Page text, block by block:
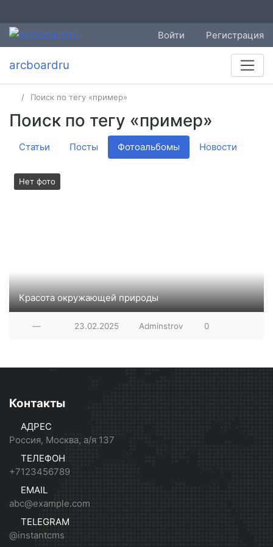
Войти Регистрация
arcboardru
Поиск по тегу «пример»
Поиск по тегу «пример»
Статьи Посты Фотоальбомы Новости
Нет фото
Красота окружающей природы
Фотографии из коллекции сайта deviantart.com
— 23.02.2025 Adminstrov 0
Контакты
АДРЕС
Россия, Москва, а/я 137
ТЕЛЕФОН
+7123456789
EMAIL
abc@example.com
TELEGRAM
@instantcms